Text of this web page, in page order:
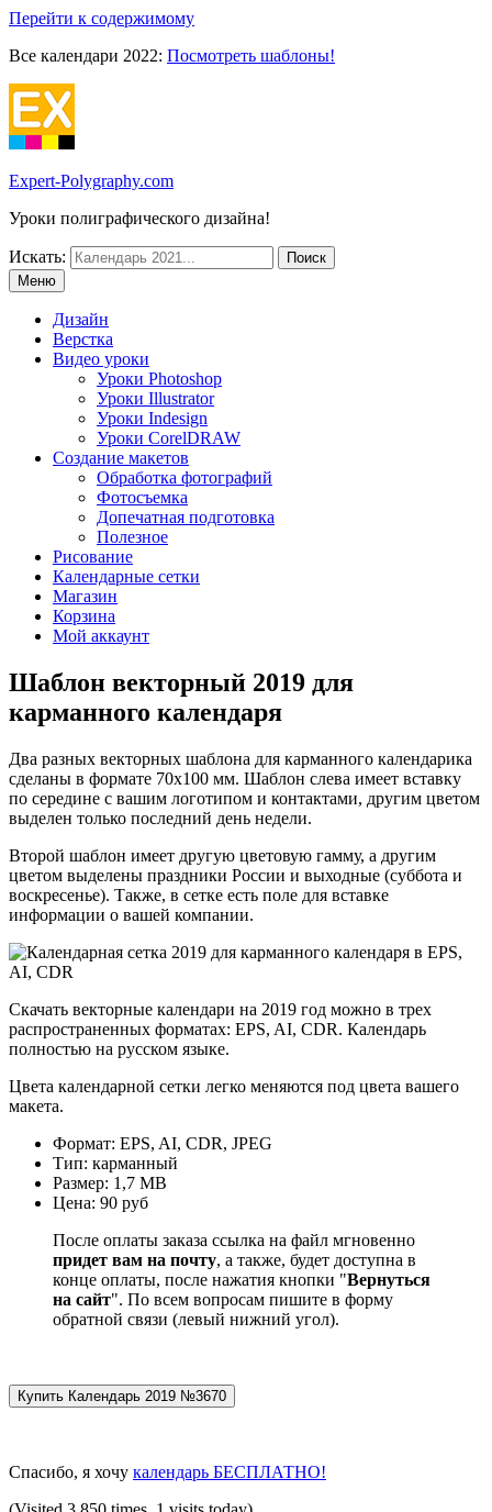
Перейти к содержимому
Все календари 2022: Посмотреть шаблоны!
Expert-Polygraphy.com
Уроки полиграфического дизайна!
Искать:
Меню
Дизайн
Верстка
Видео уроки
Уроки Photoshop
Уроки Illustrator
Уроки Indesign
Уроки CorelDRAW
Создание макетов
Обработка фотографий
Фотосъемка
Допечатная подготовка
Полезное
Рисование
Календарные сетки
Магазин
Корзина
Мой аккаунт
Шаблон векторный 2019 для
карманного календаря
Два разных векторных шаблона для карманного календарика
сделаны в формате 70х100 мм. Шаблон слева имеет вставку
по середине с вашим логотипом и контактами, другим цветом
выделен только последний день недели.
Второй шаблон имеет другую цветовую гамму, а другим
цветом выделены праздники России и выходные (суббота и
воскресенье). Также, в сетке есть поле для вставке
информации о вашей компании.
Скачать векторные календари на 2019 год можно в трех
распространенных форматах: EPS, AI, CDR. Календарь
полностью на русском языке.
Цвета календарной сетки легко меняются под цвета вашего
макета.
Формат: EPS, AI, CDR, JPEG
Тип: карманный
Размер: 1,7 МВ
Цена: 90 руб
После оплаты заказа ссылка на файл мгновенно
придет вам на почту, а также, будет доступна в
конце оплаты, после нажатия кнопки "Вернуться
на сайт". По всем вопросам пишите в форму
обратной связи (левый нижний угол).
Спасибо, я хочу календарь БЕСПЛАТНО!